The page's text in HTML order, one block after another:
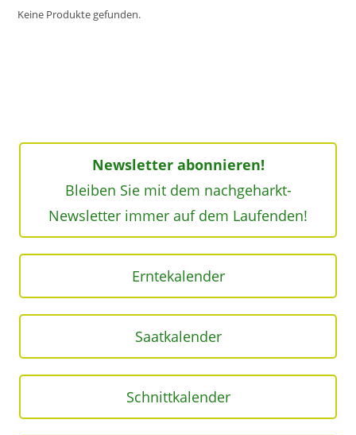
Keine Produkte gefunden.
Newsletter abonnieren!
Bleiben Sie mit dem nachgeharkt-
Newsletter immer auf dem Laufenden!
Erntekalender
Saatkalender
Schnittkalender